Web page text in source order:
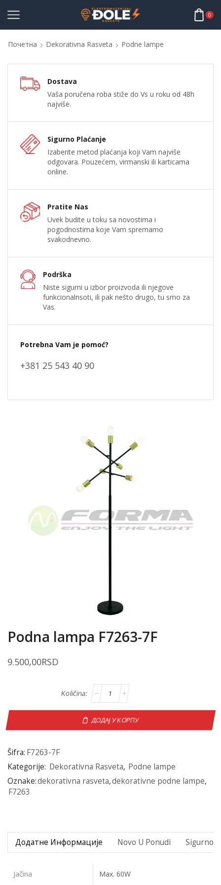
0
Почетна Dekorativna Rasveta Podne lampe
Dostava
Vaša poručena roba stiže do Vs u roku od 48h
najviše.
Sigurno Plaćanje
Izaberite metod plaćanja koji Vam najviše
odgovara. Pouzećem, virmanski ili karticama
online.
Pratite Nas
Uvek budite u toku sa novostima i
pogodnostima koje Vam spremamo
svakodnevno.
Podrška
Niste sigurni u izbor proizvoda ili njegove
funkcionalnsoti, ili pak nešto drugo, tu smo za
Vas.
Potrebna Vam je pomoć?
+381 25 543 40 90
Podna lampa F7263-7F
9.500,00RSD
ДОДАЈ У КОРПУ
Šifra: F7263-7F
Kategorije: Dekorativna Rasveta, Podne lampe
Oznake:dekorativna rasveta,dekorativne podne lampe,
F7263
Додатне Информације Novo U Ponudi Sigurno
Jačina Max. 60W